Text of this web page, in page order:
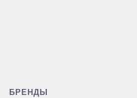
БРЕНДЫ